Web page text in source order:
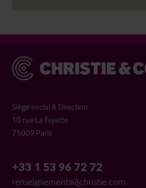
Christie & Co
Siège social & Direction
10 rue La Fayette
75009 Paris
+33 1 53 96 72 72
renseignements@christie.com